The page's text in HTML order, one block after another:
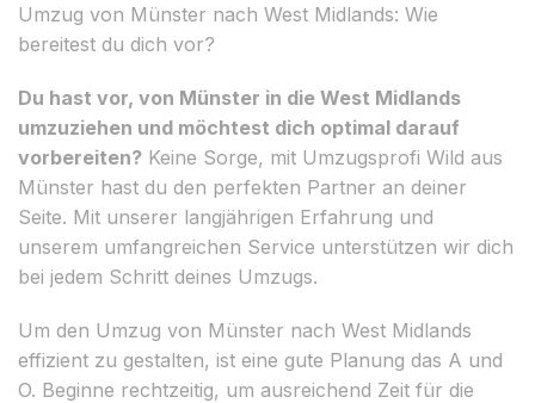
Umzug von Münster nach West Midlands: Wie
bereitest du dich vor?
Du hast vor, von Münster in die West Midlands
umzuziehen und möchtest dich optimal darauf
vorbereiten? Keine Sorge, mit Umzugsprofi Wild aus
Münster hast du den perfekten Partner an deiner
Seite. Mit unserer langjährigen Erfahrung und
unserem umfangreichen Service unterstützen wir dich
bei jedem Schritt deines Umzugs.
Um den Umzug von Münster nach West Midlands
effizient zu gestalten, ist eine gute Planung das A und
O. Beginne rechtzeitig, um ausreichend Zeit für die